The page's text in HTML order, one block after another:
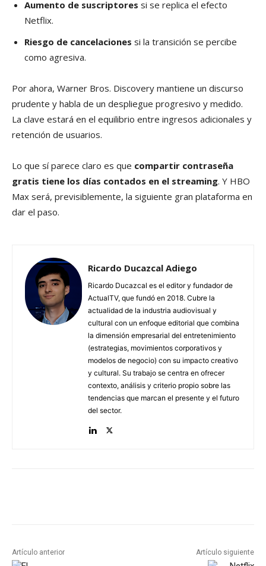
Aumento de suscriptores si se replica el efecto
Netflix.
Riesgo de cancelaciones si la transición se percibe
como agresiva.
Por ahora, Warner Bros. Discovery mantiene un discurso
prudente y habla de un despliegue progresivo y medido.
La clave estará en el equilibrio entre ingresos adicionales y
retención de usuarios.
Lo que sí parece claro es que compartir contraseña
gratis tiene los días contados en el streaming. Y HBO
Max será, previsiblemente, la siguiente gran plataforma en
dar el paso.
Ricardo Ducazcal Adiego
Ricardo Ducazcal es el editor y fundador de
ActualTV, que fundó en 2018. Cubre la
actualidad de la industria audiovisual y
cultural con un enfoque editorial que combina
la dimensión empresarial del entretenimiento
(estrategias, movimientos corporativos y
modelos de negocio) con su impacto creativo
y cultural. Su trabajo se centra en ofrecer
contexto, análisis y criterio propio sobre las
tendencias que marcan el presente y el futuro
del sector.
Artículo anterior Artículo siguiente